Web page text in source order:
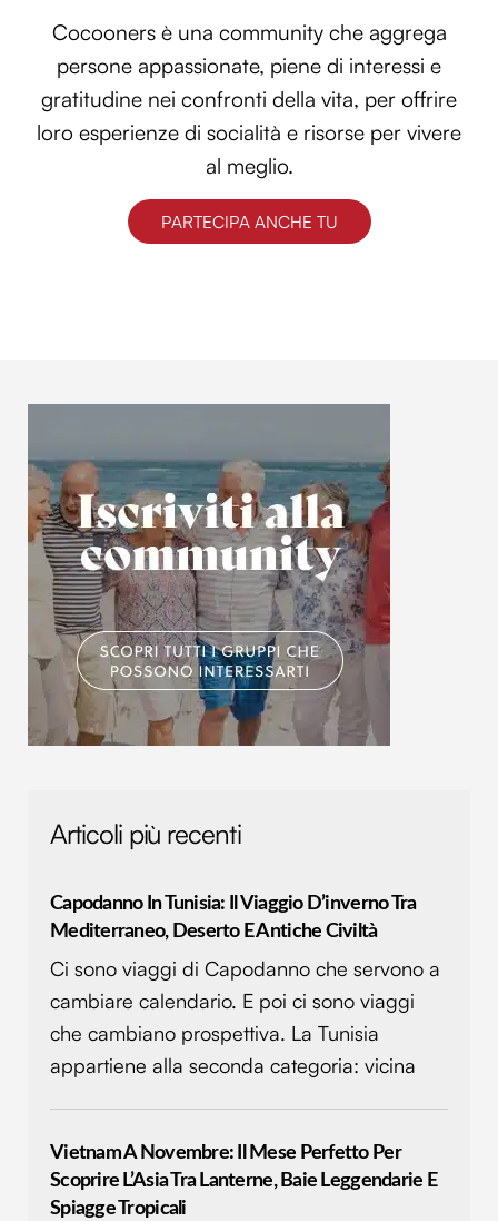
Cocooners è una community che aggrega
persone appassionate, piene di interessi e
gratitudine nei confronti della vita, per offrire
loro esperienze di socialità e risorse per vivere
al meglio.
PARTECIPA ANCHE TU
Articoli più recenti
Capodanno In Tunisia: Il Viaggio D’inverno Tra
Mediterraneo, Deserto E Antiche Civiltà
Ci sono viaggi di Capodanno che servono a
cambiare calendario. E poi ci sono viaggi
che cambiano prospettiva. La Tunisia
appartiene alla seconda categoria: vicina
Vietnam A Novembre: Il Mese Perfetto Per
Scoprire L’Asia Tra Lanterne, Baie Leggendarie E
Spiagge Tropicali